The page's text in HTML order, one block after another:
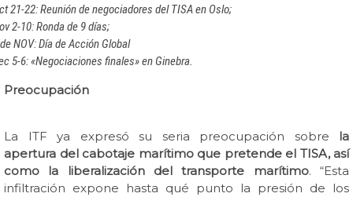
21-22: Reunión de negociadores del TISA en Oslo;
2-10: Ronda de 9 días;
NOV: Día de Acción Global
5-6: «Negociaciones finales» en Ginebra.
Preocupación
La ITF ya expresó su seria preocupación sobre
la
apertura del cabotaje marítimo que pretende el TISA, así
como la liberalización del transporte marítimo. “Esta
infiltración expone hasta qué punto la presión de los